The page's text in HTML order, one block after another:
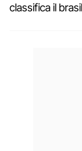
classifica il